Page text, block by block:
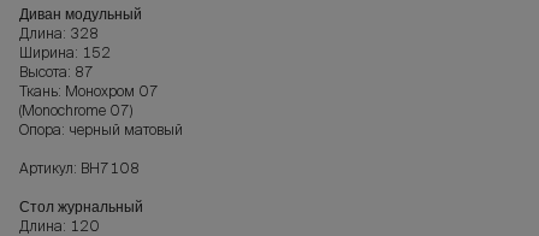
Диван модульный
Длина: 328
Ширина: 152
Высота: 87
Ткань: Монохром 07
(Monochrome 07)
Опора: черный матовый
Артикул: ВН7108
Стол журнальный
Длина: 120